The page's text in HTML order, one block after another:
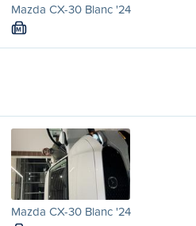
Mazda CX-30 Blanc '24
M
Mazda CX-30 Blanc '24